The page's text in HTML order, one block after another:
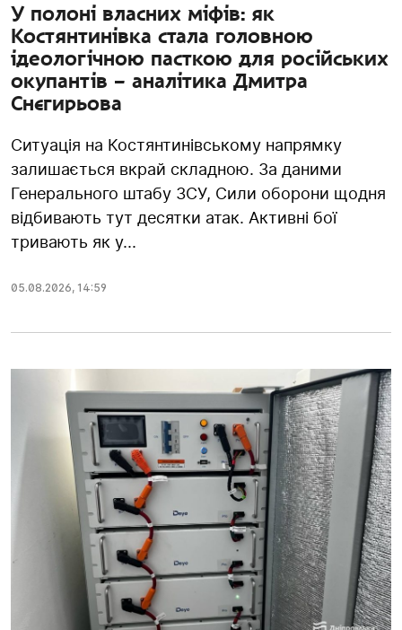
У полоні власних міфів: як
Костянтинівка стала головною
ідеологічною пасткою для російських
окупантів – аналітика Дмитра
Снєгирьова
Ситуація на Костянтинівському напрямку
залишається вкрай складною. За даними
Генерального штабу ЗСУ, Сили оборони щодня
відбивають тут десятки атак. Активні бої
тривають як у...
05.08.2026, 14:59